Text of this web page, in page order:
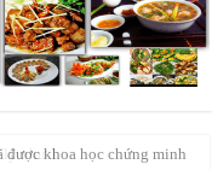
ly như 1